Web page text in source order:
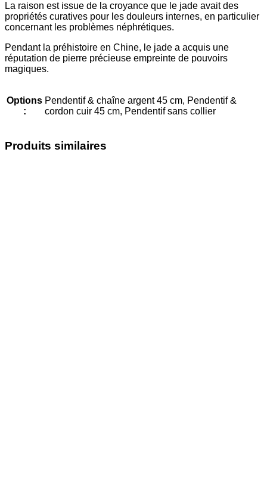
La raison est issue de la croyance que le jade avait des
propriétés curatives pour les douleurs internes, en particulier
concernant les problèmes néphrétiques.
Pendant la préhistoire en Chine, le jade a acquis une
réputation de pierre précieuse empreinte de pouvoirs
magiques.
Options
:
Pendentif & chaîne argent 45 cm, Pendentif &
cordon cuir 45 cm, Pendentif sans collier
Produits similaires